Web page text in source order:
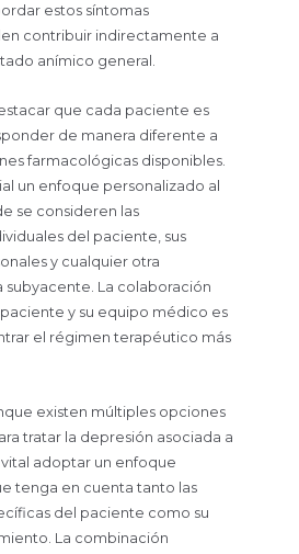
estos síntomas
contribuir indirectamente a
anímico general.
que cada paciente es
de manera diferente a
farmacológicas disponibles.
un enfoque personalizado al
se consideren las
del paciente, sus
y cualquier otra
La colaboración
y su equipo médico es
el régimen terapéutico más
existen múltiples opciones
tratar la depresión asociada a
vital adoptar un enfoque
tenga en cuenta tanto las
del paciente como su
La combinación